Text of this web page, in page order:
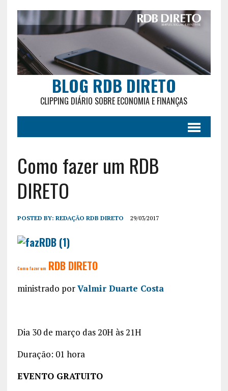
BLOG RDB DIRETO
CLIPPING DIÁRIO SOBRE ECONOMIA E FINANÇAS
Como fazer um RDB
DIRETO
POSTED BY: REDAÇÃO RDB DIRETO 29/03/2017
Como fazer um RDB DIRETO
ministrado porValmir Duarte Costa
Dia 30 de março das 20H às 21H
Duração: 01 hora
EVENTO GRATUITO